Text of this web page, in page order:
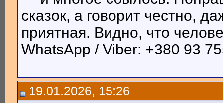
сказок, а говорит честно,
приятная. Видно, что
WhatsApp / Viber: +380 93
19.01.2026, 15:26